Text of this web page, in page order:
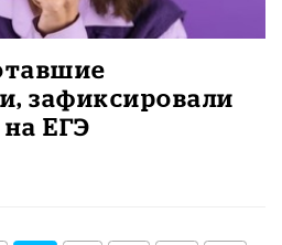
зафиксировали
ЕГЭ